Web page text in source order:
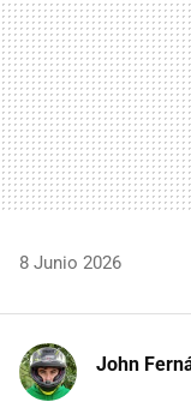
8 Junio 2026
John